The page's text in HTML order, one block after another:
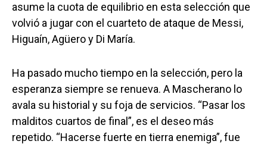
asume la cuota de equilibrio en esta selección que
volvió a jugar con el cuarteto de ataque de Messi,
Higuaín, Agüero y Di María.
Ha pasado mucho tiempo en la selección, pero la
esperanza siempre se renueva. A Mascherano lo
avala su historial y su foja de servicios. “Pasar los
malditos cuartos de final”, es el deseo más
repetido. “Hacerse fuerte en tierra enemiga”, fue